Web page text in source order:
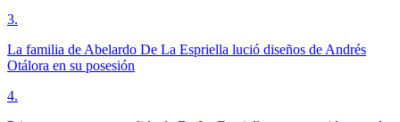
3.
La familia de Abelardo De La Espriella lució diseños de Andrés
Otálora en su posesión
4.